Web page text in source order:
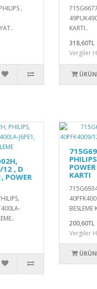
,
KARTI..
318,60TL
Vergiler
12 , D
POWER
KARTI
BESLEME
200,60TL
Vergiler